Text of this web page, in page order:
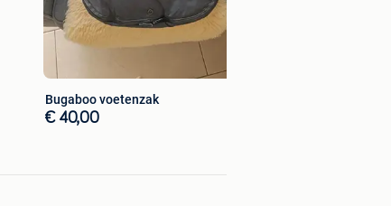
Bugaboo voetenzak
€ 40,00